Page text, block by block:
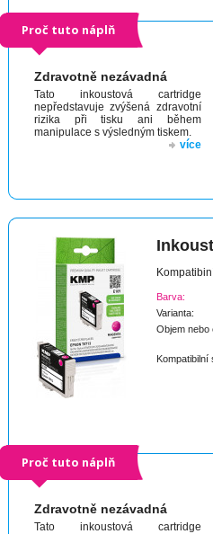
Proč tuto náplň
Zdravotně nezávadná
Tato inkoustová cartridge
nepředstavuje zvýšená zdravotní
rizika při tisku ani během
manipulace s výsledným tiskem.
více
Barva:
Varianta:
Objem nebo
Kompatibilní
Proč tuto náplň
Zdravotně nezávadná
Tato inkoustová cartridge